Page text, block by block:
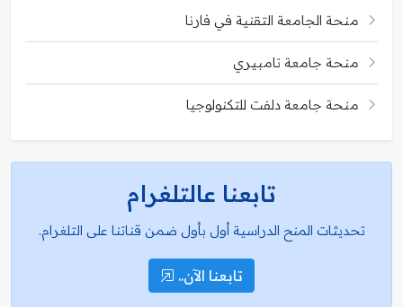
منحة الجامعة التقنية في فارنا
منحة جامعة تامبيري
منحة جامعة دلفت للتكنولوجيا
تابعنا عالتلغرام
تحديثات المنح الدراسية أول بأول ضمن قناتنا على التلغرام.
تابعنا الآن..